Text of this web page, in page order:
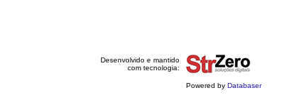
Desenvolvido e mantido
com tecnologia:
Powered by Databaser